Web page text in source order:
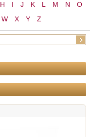
H I J K L M N
O
W X Y Z